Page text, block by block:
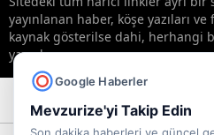
Google Haberler
Mevzurize'yi Takip Edin
yayınlanan haber, köşe yazıları
kaynak gösterilse dahi, herhangi
yayınlanamaz